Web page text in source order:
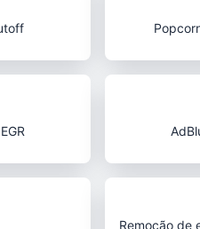
Remoção de